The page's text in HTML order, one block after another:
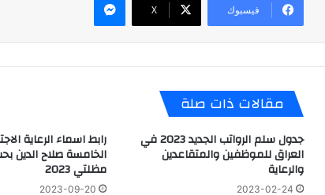
فيسبوك X
مقالات ذات صلة
جدول سلم الرواتب الجديد 2023 في
العراق للموظفين والمتقاعدين
والرعاية
2023-02-24
رابط اسماء الرعاية
الخامسة صلاح الدين
مظلتي 2023
2023-09-20